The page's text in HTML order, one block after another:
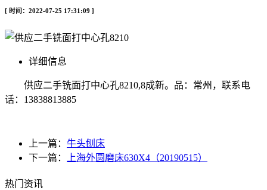
[ 时间：2022-07-25 17:31:09 ]
详细信息
供应二手铣面打中心孔8210,8成新。品：常州，联系电
话：13838813885
上一篇： 牛头刨床
下一篇：
上海外圆磨床630X4（20190515）
热门资讯